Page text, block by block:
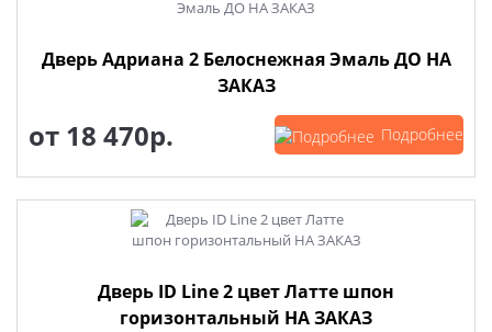
Дверь Адриана 2 Белоснежная Эмаль ДО НА
ЗАКАЗ
от 18 470р. Подробнее
Дверь ID Line 2 цвет Латте шпон
горизонтальный НА ЗАКАЗ